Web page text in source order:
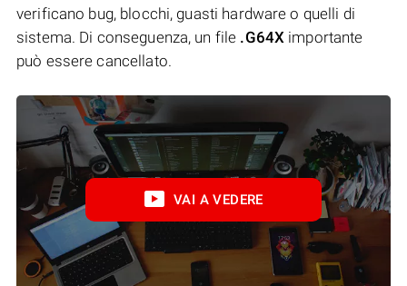
verificano bug, blocchi, guasti hardware o quelli di
sistema. Di conseguenza, un file .G64X importante
può essere cancellato.
VAI A VEDERE